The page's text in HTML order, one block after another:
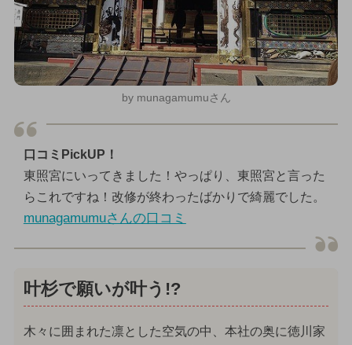
by munagamumuさん
口コミPickUP！
東照宮にいってきました！やっぱり、東照宮と言った
らこれですね！改修が終わったばかりで綺麗でした。
munagamumuさんの口コミ
叶杉で願いが叶う!?
木々に囲まれた凛とした空気の中、本社の奥に徳川家